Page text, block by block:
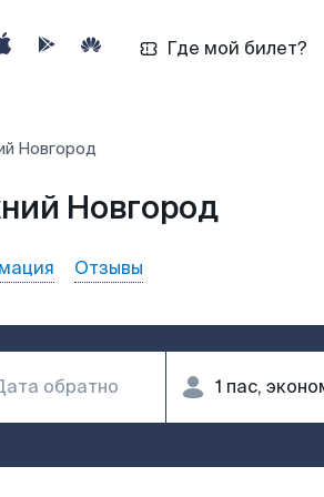
Где мой билет?
Новгород
Новгород
Отзывы